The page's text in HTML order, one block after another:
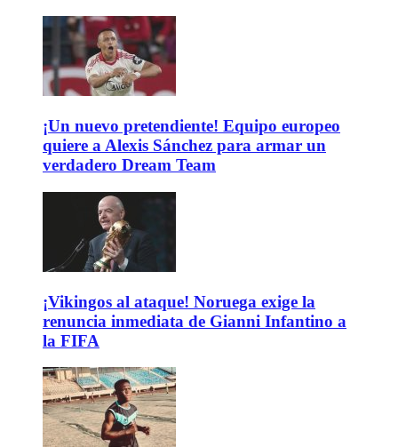
¡Un nuevo pretendiente! Equipo europeo
quiere a Alexis Sánchez para armar un
verdadero Dream Team
¡Vikingos al ataque! Noruega exige la
renuncia inmediata de Gianni Infantino a
la FIFA